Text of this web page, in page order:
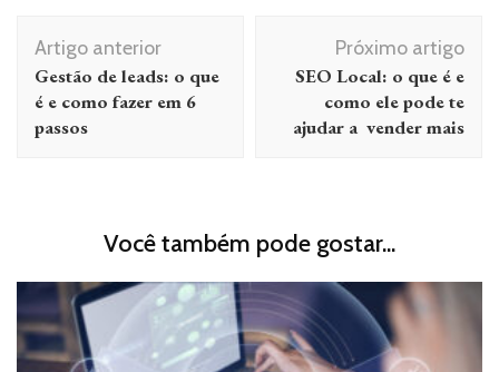
Navegação
de
post
Artigo anterior
Gestão de leads: o que
é e como fazer em 6
passos
Próximo artigo
SEO Local: o que é e
como ele pode te
ajudar a vender mais
Você também pode gostar...